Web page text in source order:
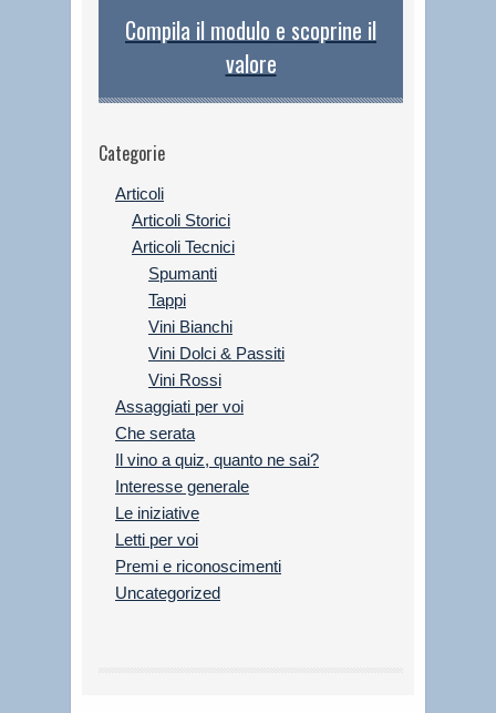
Compila il modulo e scoprine il
valore
Categorie
Articoli
Articoli Storici
Articoli Tecnici
Spumanti
Tappi
Vini Bianchi
Vini Dolci & Passiti
Vini Rossi
Assaggiati per voi
Che serata
Il vino a quiz, quanto ne sai?
Interesse generale
Le iniziative
Letti per voi
Premi e riconoscimenti
Uncategorized